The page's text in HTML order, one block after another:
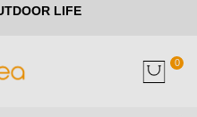
LIFE
0